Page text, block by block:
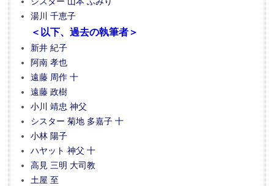
湯川 千恵子
＜以下、過去の執筆者＞
新井 紀子
阿南 孝也
遠藤 周作 十
遠藤 政樹
小川 靖忠 神父
シスター 菊地 多嘉子 十
小林 陽子
ハヤット 神父 十
高見 三明 大司教
土屋 至